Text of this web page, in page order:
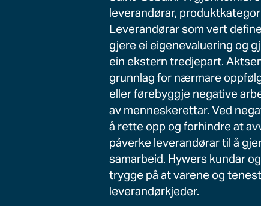
leverandørar,
Leverandørar som vert
gjere ei eigenevaluering og
ein ekstern tredjepart.
grunnlag for nærmare
eller førebyggje negative
av menneskerettar. Ved
å rette opp og forhindre at
påverke leverandørar til å
samarbeid. Hywers kundar
trygge på at varene og
leverandørkjeder.